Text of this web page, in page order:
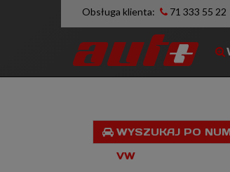
Obsługa klienta: 71 333 55 22
WYSZUKAJ PO
VW